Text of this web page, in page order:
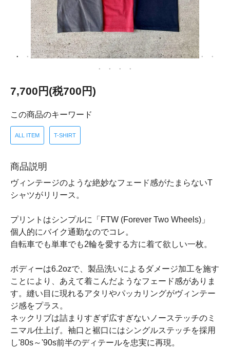
7,700円(税700円)
この商品のキーワード
ALL ITEM T-SHIRT
商品説明
ヴィンテージのような絶妙なフェード感がたまらないT
シャツがリリース。
プリントはシンプルに「FTW (Forever Two Wheels)」
個人的にバイク通勤なのでコレ。
自転車でも単車でも2輪を愛する方に着て欲しい一枚。
ボディーは6.2ozで、製品洗いによるダメージ加工を施す
ことにより、あえて着こんだようなフェード感がありま
す。縫い目に現れるアタリやパッカリングがヴィンテー
ジ感をプラス。
ネックリブは詰まりすぎず広すぎないノーステッチのミ
ニマル仕上げ。袖口と裾口にはシングルステッチを採用
し'80s～'90s前半のディテールを忠実に再現。